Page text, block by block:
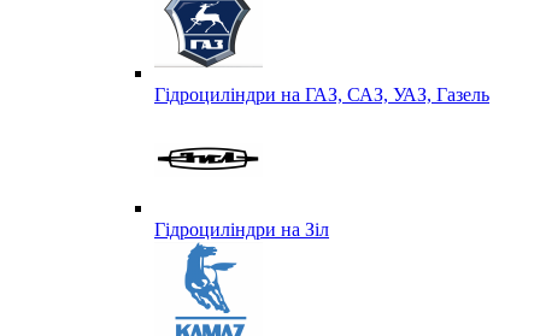
Гідроциліндри на ГАЗ, САЗ, УАЗ, Газель
Гідроциліндри на Зіл